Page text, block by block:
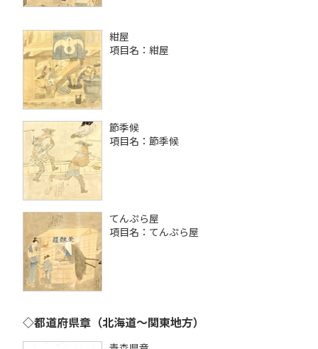
紺屋
項目名：紺屋
節季候
項目名：節季候
てんぷら屋
項目名：てんぷら屋
◇都道府県章（北海道～関東地方）